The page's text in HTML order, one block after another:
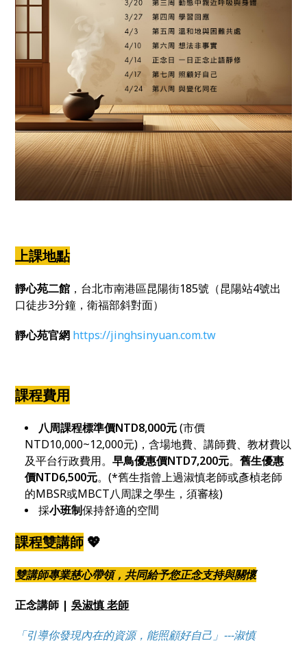
上課地點
靜心苑二館 ，台北市南港區昆陽街185號（昆陽站4號出
口徒步3分鐘，衛福部斜對面）
靜心苑官網 https://jinghsinyuan.com.tw
課程費用
八周課程標準價NTD8,000元(市價
NTD10,000~12,000元)，含場地費、講師費、教材費以
及平台行政費用。早鳥優惠價NTD7,200元。舊生優惠
價NTD6,500元。(*舊生指曾上過淑慎老師或彥楨老師
的MBSR或MBCT八周課之學生，須審核)
採小班制保持舒適的空間
課程雙講師 💖
雙講師專業慈心帶領，共同給予您正念支持與關懷
正念講師 |吳淑慎 老師
「引導你發現內在的資源，能照顧好自己」---淑慎